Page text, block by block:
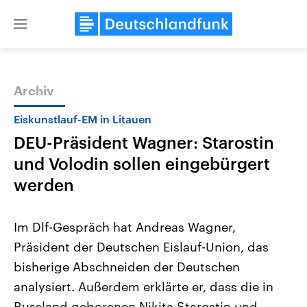
Close
Themen
2026
Alle Informationen
Sachsen-Anhalt wählt am 6.
September 2026 einen neuen
Landtag. Seit 2021 wird das
Bundesland von einer Koalition aus
Aktuelle Beiträge,
Hintergründe
Wirtschaftlich und
gehören die Vereinigten
den mächtigsten Ländern
mit großem Einfluss auf
Archiv
Eiskunstlauf-EM in Litauen
DEU-Präsident Wagner: Starostin
und Volodin sollen eingebürgert
werden
Im Dlf-Gespräch hat Andreas Wagner,
Präsident der Deutschen Eislauf-Union, das
bisherige Abschneiden der Deutschen
analysiert. Außerdem erklärte er, dass die in